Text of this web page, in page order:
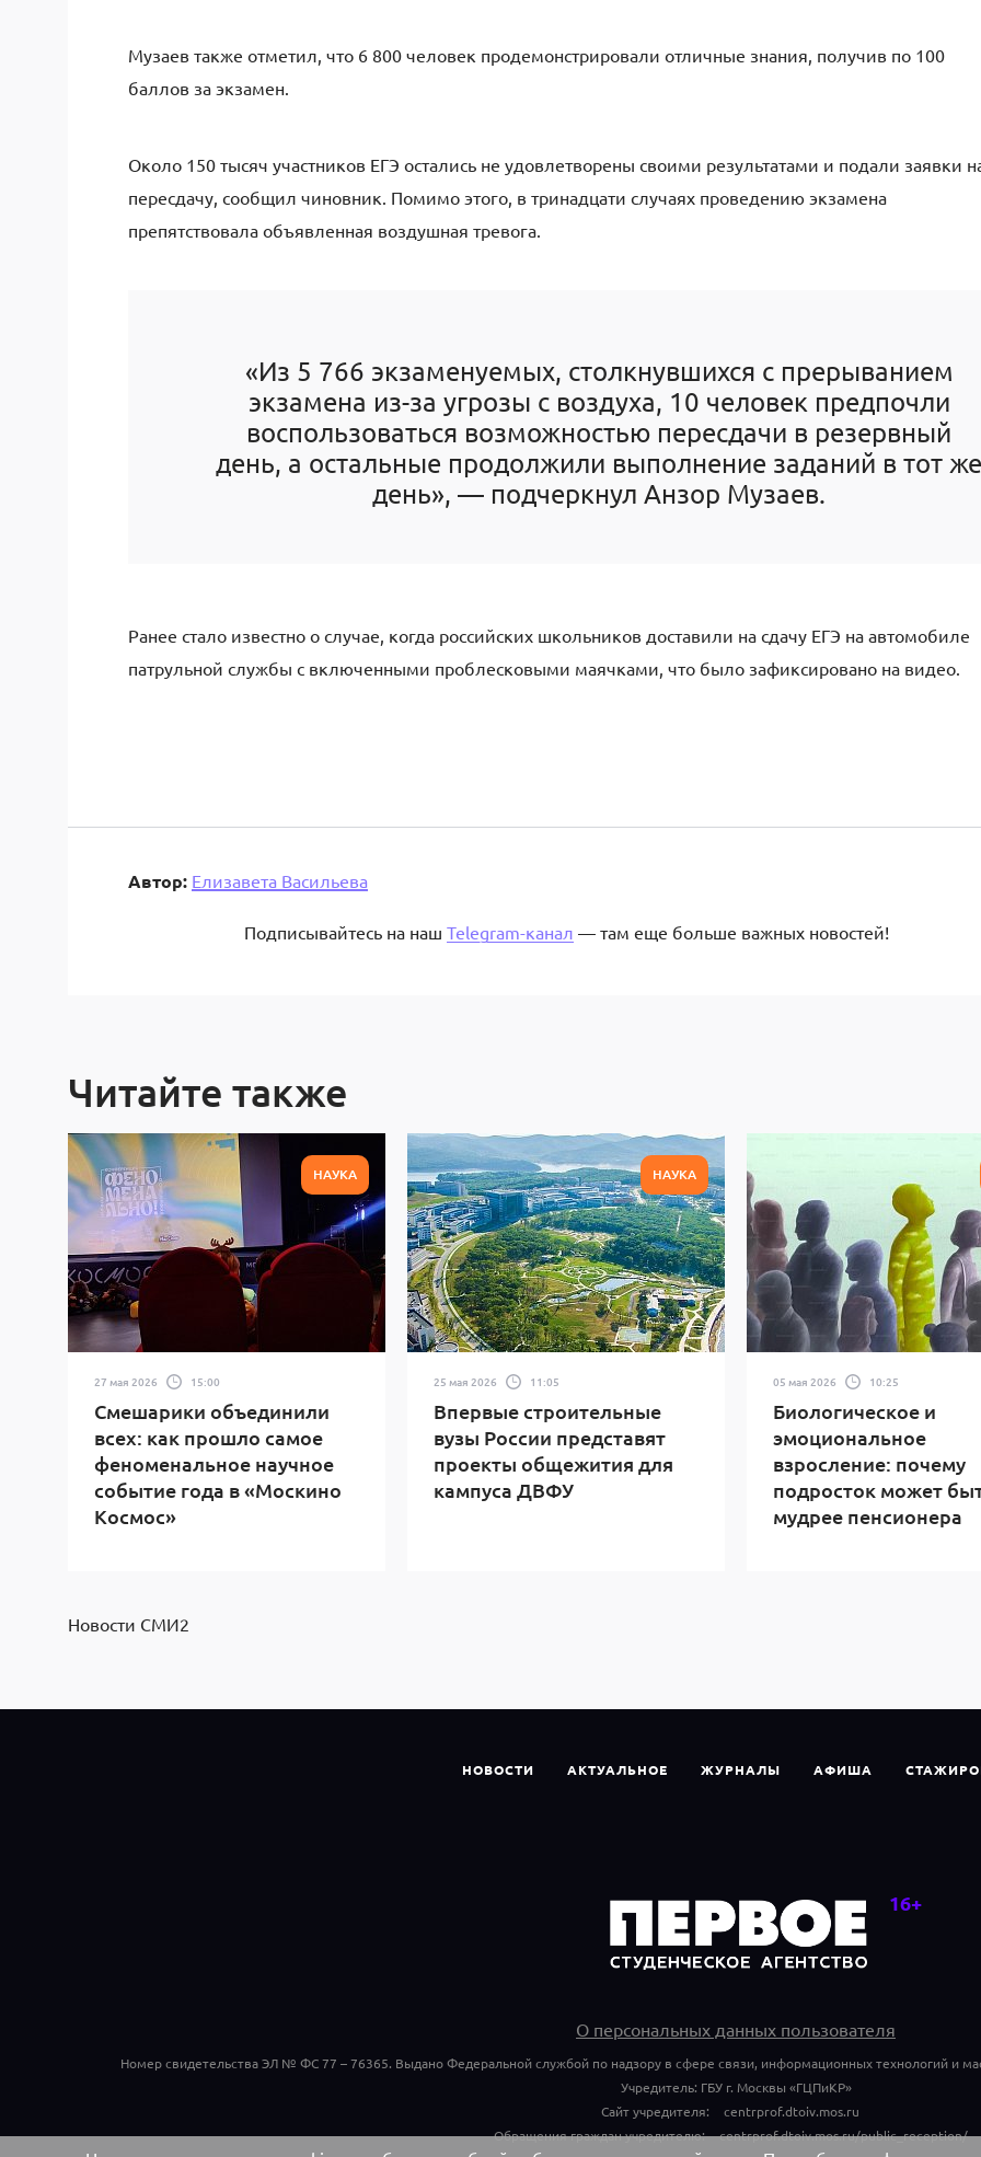
Музаев также отметил, что 6 800 человек продемонстрировали отличные знания, получив по 100
баллов за экзамен.
Около 150 тысяч участников ЕГЭ остались не удовлетворены своими результатами и подали заявки
пересдачу, сообщил чиновник. Помимо этого, в тринадцати случаях проведению экзамена
препятствовала объявленная воздушная тревога.
«Из 5 766 экзаменуемых, столкнувшихся с прерыванием
экзамена из-за угрозы с воздуха, 10 человек предпочли
воспользоваться возможностью пересдачи в резервный
день, а остальные продолжили выполнение заданий в тот же
день», — подчеркнул Анзор Музаев.
Ранее стало известно о случае, когда российских школьников доставили на сдачу ЕГЭ на автомобиле
патрульной службы с включенными проблесковыми маячками, что было зафиксировано на видео.
Автор: Елизавета Васильева
Подписывайтесь на наш Telegram-канал — там еще больше важных новостей!
Читайте также
НАУКА
27 мая 2026 15:00
Смешарики объединили
всех: как прошло самое
феноменальное научное
событие года в «Москино
Космос»
НАУКА
25 мая 2026 11:05
Впервые строительные
вузы России представят
проекты общежития для
кампуса ДВФУ
05 мая 2026 10:25
Биологическое и
эмоциональное
взросление: почему
подросток может
мудрее пенсионера
Новости СМИ2
НОВОСТИ АКТУАЛЬНОЕ ЖУРНАЛЫ АФИША
О персональных данных пользователя
Номер свидетельства ЭЛ № ФС 77 – 76365. Выдано Федеральной службой по надзору в сфере связи, информационных технологий и
Учредитель: ГБУ г. Москвы «ГЦПиКР»
Сайт учредителя:
centrprof.dtoiv.mos.ru
Обращения граждан учредителю:
centrprof.dtoiv.mos.ru/public_reception/